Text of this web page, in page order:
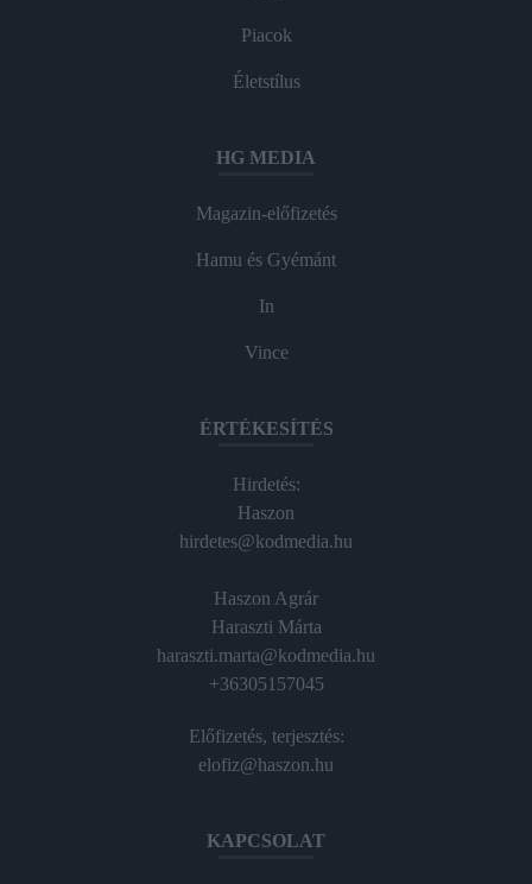
Piacok
Életstílus
HG MEDIA
Magazin-előfizetés
Hamu és Gyémánt
In
Vince
ÉRTÉKESÍTÉS
Hirdetés:
Haszon
hirdetes@kodmedia.hu
Haszon Agrár
Haraszti Márta
haraszti.marta@kodmedia.hu
+36305157045
Előfizetés, terjesztés:
elofiz@haszon.hu
KAPCSOLAT